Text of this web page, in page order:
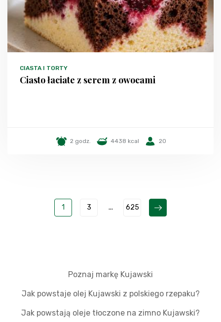
CIASTA I TORTY
Ciasto łaciate z serem z owocami
2 godz. 4438 kcal 20
1 3 ... 625
Poznaj markę Kujawski
Jak powstaje olej Kujawski z polskiego rzepaku?
Jak powstają oleje tłoczone na zimno Kujawski?